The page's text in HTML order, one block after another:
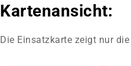
Kartenansicht:
Die Einsatzkarte zeigt nur